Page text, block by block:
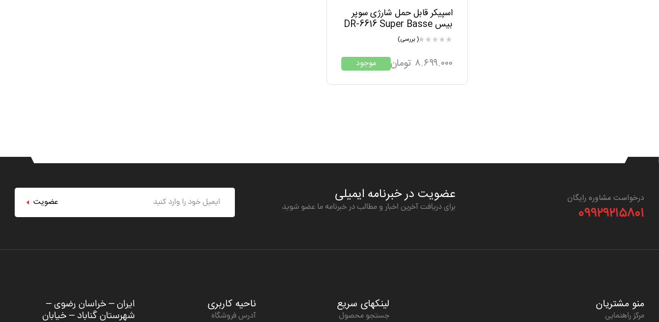
اسپیکر قابل حمل شارژی سوپر
بیس DR-6616 Super Basse
DR-6616 Portable Speaker
( بررسی)
۸.۶۹۹.۰۰۰ تومان موجود
درخواست مشاوره رایگان
۰۹۹۲۹۲۱۵۸۰۱
عضویت در خبرنامه ایمیلی
برای دریافت آخرین اخبار و مطالب در خبرنامه ما عضو شوید عضویت
منو مشتریان
مرکز راهنمایی
لینکهای سریع
جستجو محصول
ناحیه کاربری
آدرس فروشگاه
ایران – خراسان رضوی –
شهرستان گناباد – خیابان